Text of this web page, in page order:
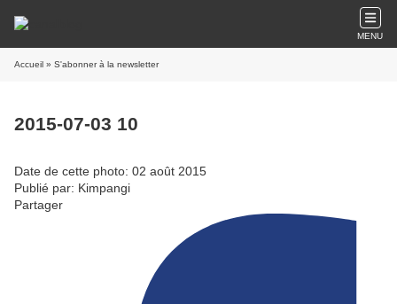
MENU
Accueil » S'abonner à la newsletter
2015-07-03 10
Date de cette photo: 02 août 2015
Publié par: Kimpangi
Partager